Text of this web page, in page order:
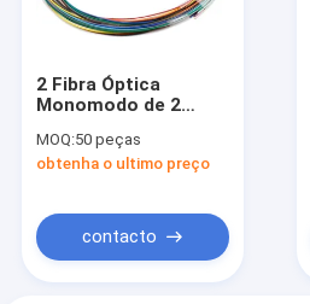
2 Fibra Óptica
Monomodo de 2
UPC SC APC 12
Cores Codificados
MOQ:50 peças
obtenha o ultimo preço
contacto